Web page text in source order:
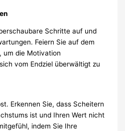
Schritte auf und
Feiern Sie auf dem
um die Motivation
vom Endziel überwältigt zu
Erkennen Sie, dass Scheitern
ist und Ihren Wert nicht
indem Sie Ihre